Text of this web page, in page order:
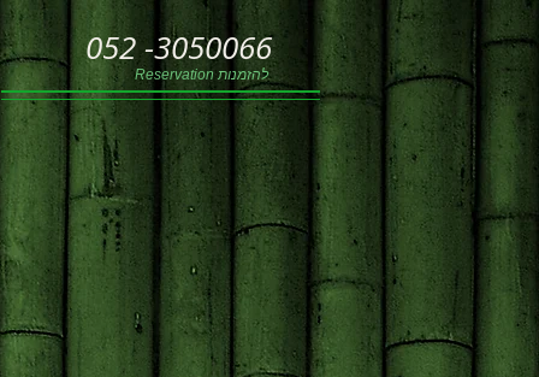
052 -3050066
Reservation להזמנות